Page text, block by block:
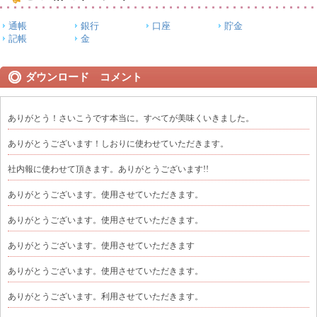
通帳 銀行 口座
貯金
記帳
金
ダウンロード コメント
ありがとう！さいこうです本当に。すべてが美味くいきました。
ありがとうございます！しおりに使わせていただきます。
社内報に使わせて頂きます。ありがとうございます!!
ありがとうございます。使用させていただきます。
ありがとうございます。使用させていただきます。
ありがとうございます。使用させていただきます
ありがとうございます。使用させていただきます。
ありがとうございます。利用させていただきます。